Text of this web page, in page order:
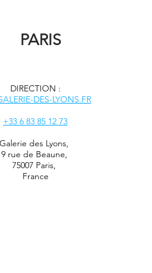
PARIS
DIRECTION :
DES-LYONS.FR
+33 6 83 85 12 73
Galerie des Lyons
9 rue de Beaune,
75007 Paris,
France